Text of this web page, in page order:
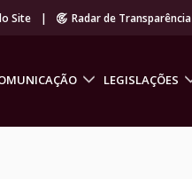
Site | Radar de
LEGISLAÇÕES